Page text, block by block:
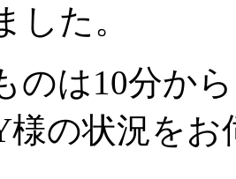
した。
のは10分か
様の状況をお